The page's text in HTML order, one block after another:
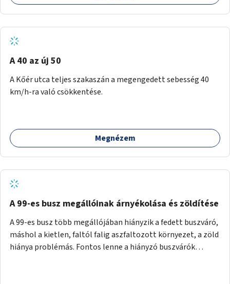
A 40 az új 50
A Kőér utca teljes szakaszán a megengedett sebesség 40
km/h-ra való csökkentése.
Megnézem
A 99-es busz megállóinak árnyékolása és zöldítése
A 99-es busz több megállójában hiányzik a fedett buszváró,
máshol a kietlen, faltól falig aszfaltozott környezet, a zöld
hiánya problémás. Fontos lenne a hiányzó buszvárók